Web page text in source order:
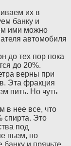
их в
банку и
ими можно
автомобиля
до тех пор пока
до 20%.
верны при
Эта фракция
пить. Но чуть
в нее все, что
спирта. Это
под
пьем, но